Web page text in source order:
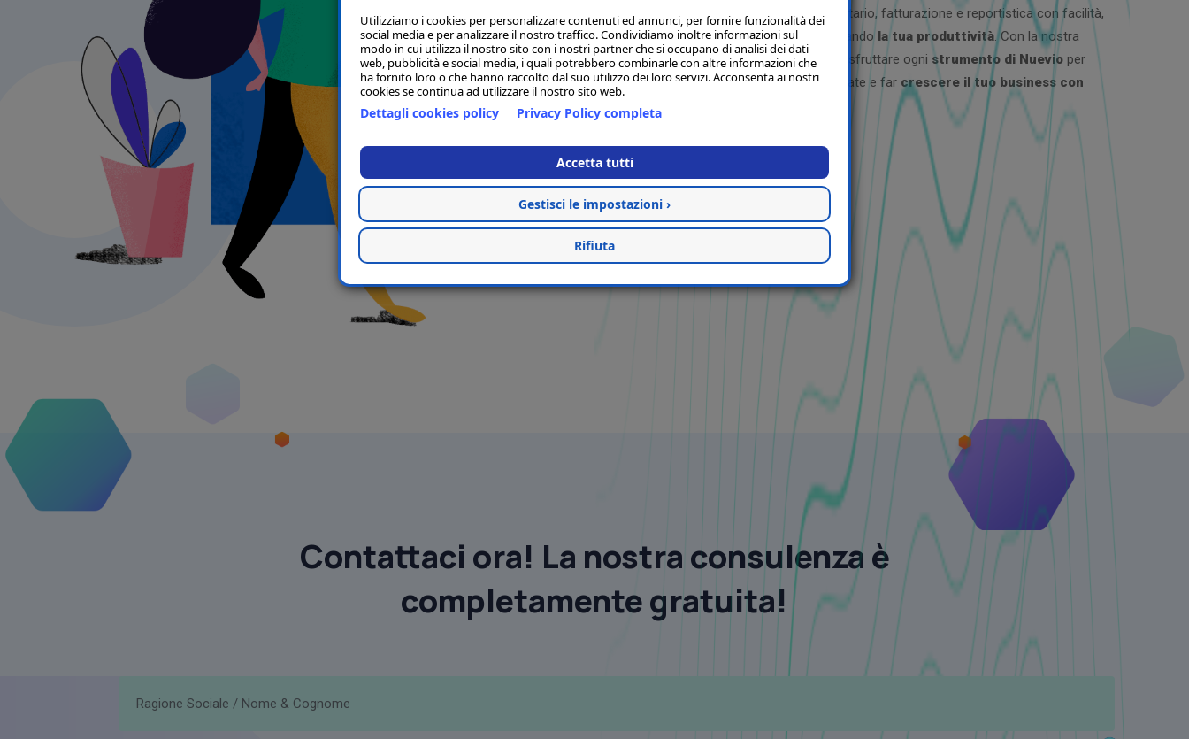
chiare. Impara a gestire inventario, fatturazione e reportistica con facilità,
riducendo gli errori e aumentando la tua produttività. Con la nostra
formazione, sarai in grado di sfruttare ogni strumento di Nuevio per
prendere decisioni più informate e far crescere il tuo business con
Contattaci ora! La nostra consulenza è
completamente gratuita!
Utilizziamo i cookies per personalizzare contenuti ed annunci, per fornire funzionalità dei
social media e per analizzare il nostro traffico. Condividiamo inoltre informazioni sul
modo in cui utilizza il nostro sito con i nostri partner che si occupano di analisi dei dati
web, pubblicità e social media, i quali potrebbero combinarle con altre informazioni che
ha fornito loro o che hanno raccolto dal suo utilizzo dei loro servizi. Acconsenta ai nostri
cookies se continua ad utilizzare il nostro sito web.
Dettagli cookies policy Privacy Policy completa
Accetta tutti
Gestisci le impostazioni ›
Rifiuta